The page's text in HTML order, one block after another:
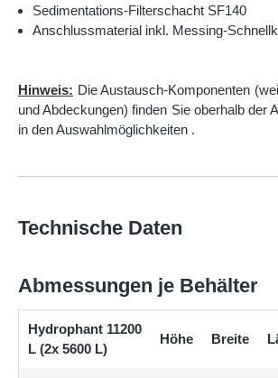
Anschlüsse in DN150 montiert
möglich, den Vorfilter-Schacht in einer
Bzgl. der Wasserförderung bieten wir
Lösungen an.
der frei stehenden Pumpe)
das Komplettpaket ab.
Zisternen immer auf Kundenwunsch
sich daher um eine Sonderanfertigung
diese nicht dem gesetzlichen Widerrufsrecht.
Sedimentations-Filterschacht SF140
Anschlussmaterial inkl. Messing-
Hinweis: Die Austausch-Komponenten
und Abdeckungen) finden Sie oberhalb der
in den Auswahlmöglichkeiten .
Technische Daten
Abmessungen je Behälter
Hydrophant 11200
L (2x 5600 L)
Höhe Breite